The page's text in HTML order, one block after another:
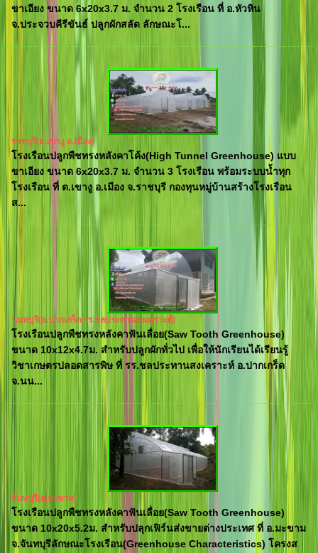
ขาเอียง ขนาด 6x20x3.7 ม. จำนวน 2 โรงเรือน ที่ อ.หัวหิน
จ.ประจวบคีรีขันธ์ ปลูกผักสลัด ลักษณะโ...
ราชบุรี(ต.เขางู อ.เมือง)
โรงเรือนปลูกพืชทรงหลังคาโค้ง(High Tunnel Greenhouse) แบบ
ขาเอียง ขนาด 6x20x3.7 ม. จำนวน 3 โรงเรือน พร้อมระบบน้ำทุก
โรงเรือน ที่ ต.เขางู อ.เมือง จ.ราชบุรี กองทุนหมู่บ้านสร้างโรงเรือน
ส...
นนทบุรี(อ.ปากเกร็ด รร.ชลประทานสงเคราะห์)
โรงเรือนปลูกพืชทรงหลังคาฟันเลื่อย(Saw Tooth Greenhouse)
ขนาด 10x12x4.7ม. สำหรับปลูกผักทั่วไป เพื่อให้นักเรียนได้เรียนรู้
วิชาเกษตรปลอดสารพิษ ที่ รร.ชลประทานสงเคราะห์ อ.ปากเกร็ด
จ.นน...
จันทบุรี(อ.มะขาม)
โรงเรือนปลูกพืชทรงหลังคาฟันเลื่อย(Saw Tooth Greenhouse)
ขนาด 10x20x5.2ม. สำหรับปลุกเฟิร์นส่งขายต่างประเทศ ที่ อ.มะขาม
จ.จันทบุรีลักษณะโรงเรือน(Greenhouse Characteristics) โครงส